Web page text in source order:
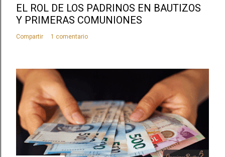
EL ROL DE LOS PADRINOS EN BAUTIZOS
Y PRIMERAS COMUNIONES
Compartir 1 comentario